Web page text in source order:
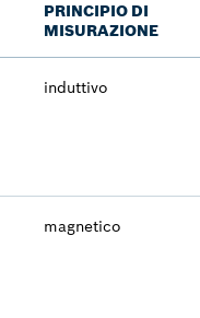
PRINCIPIO DI
MISURAZIONE
induttivo
magnetico